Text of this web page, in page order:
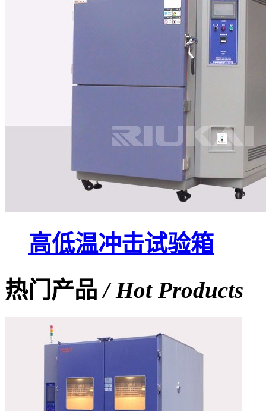
高低温冲击试验箱
热门产品/ Hot Products